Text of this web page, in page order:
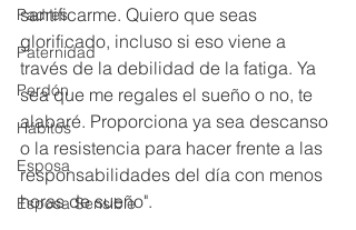
Padres
Paternidad
Perdón
Hábitos
Esposa
Esposa Sensible
santificarme. Quiero que seas
glorificado, incluso si eso viene a
través de la debilidad de la fatiga. Ya
sea que me regales el sueño o no, te
alabaré. Proporciona ya sea descanso
o la resistencia para hacer frente a las
responsabilidades del día con menos
horas de sueño".